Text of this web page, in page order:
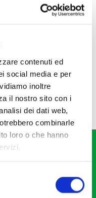
contenuti ed
social media e per
inoltre
il nostro sito con i
dei dati web,
combinarle
loro o che hanno